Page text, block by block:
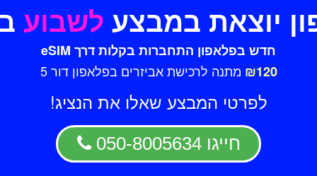
יוצאת במבצע לשבוע
חדש בפלאפון התחברות בקלות דרך eSIM
₪120 מתנה לרכישת אביזרים בפלאפון דור 5
לפרטי המבצע שאלו את הנציג!
חייגו050-8005634